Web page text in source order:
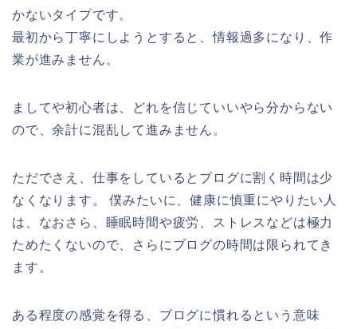
かないタイプです。
最初から丁寧にしようとすると、情報過多になり、作
業が進みません。
ましてや初心者は、どれを信じていいやら分からない
ので、余計に混乱して進みません。
ただでさえ、仕事をしているとブログに割く時間は少
なくなります。
僕みたいに、健康に慎重にやりたい人
は、なおさら、睡眠時間や疲労、ストレスなどは極力
ためたくないので、さらにブログの時間は限られてき
ます。
ある程度の感覚を得る、ブログに慣れるという意味